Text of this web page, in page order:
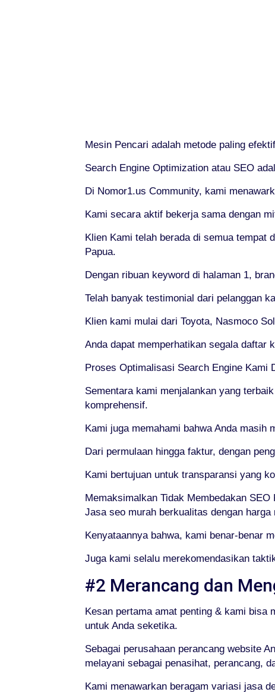
Mesin Pencari adalah metode paling
Search Engine Optimization atau SEO
Di Nomor1.us Community, kami
Kami secara aktif bekerja sama dengan
Klien Kami telah berada di semua tempat
Papua.
Dengan ribuan keyword di halaman 1,
Telah banyak testimonial dari pelanggan
Klien kami mulai dari Toyota, Nasmoco
Anda dapat memperhatikan segala daftar
Proses Optimalisasi Search Engine Kami
Sementara kami menjalankan yang
komprehensif.
Kami juga memahami bahwa Anda masih
Dari permulaan hingga faktur, dengan
Kami bertujuan untuk transparansi yang
Memaksimalkan Tidak Membedakan SEO
Jasa seo murah berkualitas dengan harga
Kenyataannya bahwa, kami benar-benar
Juga kami selalu merekomendasikan
#2 Merancang dan
Kesan pertama amat penting & kami bisa
untuk Anda seketika.
Sebagai perusahaan perancang website
melayani sebagai penasihat, perancang,
Kami menawarkan beragam variasi jasa